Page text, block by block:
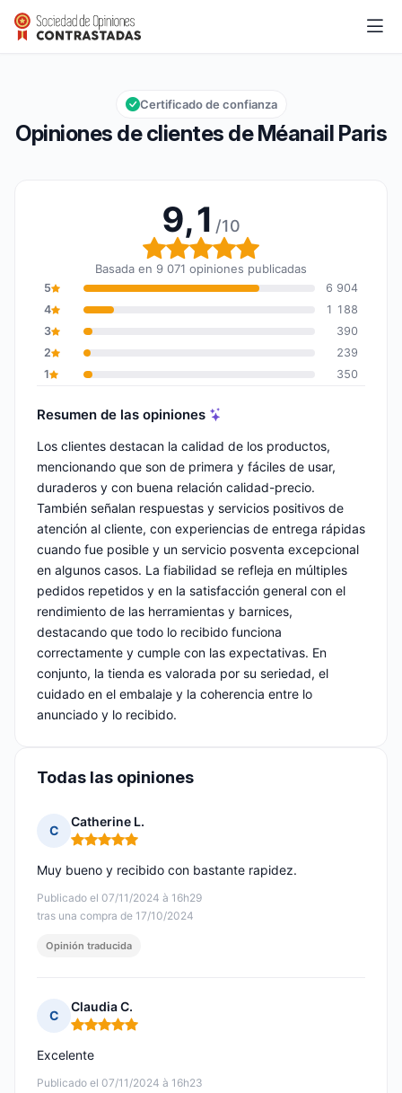
Méanail Paris
Calificación global: 9,1 de 10
9,1/10
Opiniones de clientes de Méanail Paris
Certificado de confianza
9,1 /10
Calificación global: 9,1
Basada en 9 071 opiniones publicadas
5
6 904
4
1 188
3
390
2
239
1
350
Resumen de las opiniones
Los clientes destacan la calidad de los productos,
mencionando que son de primera y fáciles de usar,
duraderos y con buena relación calidad-precio.
También señalan respuestas y servicios positivos de
atención al cliente, con experiencias de entrega rápidas
cuando fue posible y un servicio posventa excepcional
en algunos casos. La fiabilidad se refleja en múltiples
pedidos repetidos y en la satisfacción general con el
rendimiento de las herramientas y barnices,
destacando que todo lo recibido funciona
correctamente y cumple con las expectativas. En
conjunto, la tienda es valorada por su seriedad, el
cuidado en el embalaje y la coherencia entre lo
anunciado y lo recibido.
Todas las opiniones
C
Catherine L.
Nota: 5 de 5
Publicado el 07/11/2024 à 16h29
tras una compra de 17/10/2024
Muy bueno y recibido con bastante rapidez.
Opinión traducida
C
Claudia C.
Nota: 5 de 5
Publicado el 07/11/2024 à 16h23
Excelente